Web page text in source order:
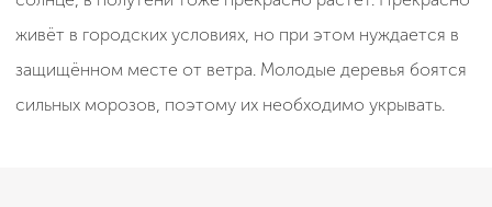
живёт в городских условиях, но при этом нуждается в
защищённом месте от ветра. Молодые деревья боятся
сильных морозов, поэтому их необходимо укрывать.